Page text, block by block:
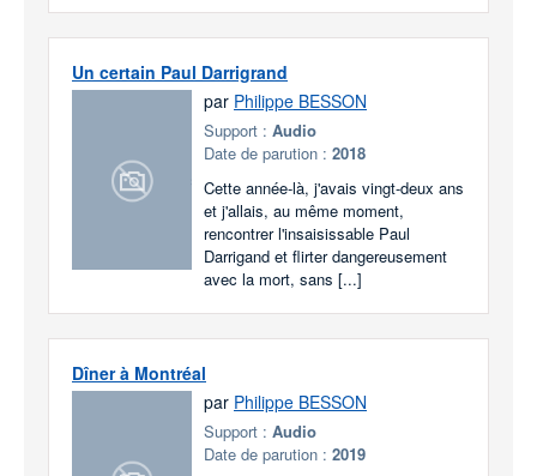
Un certain Paul Darrigrand
par Philippe BESSON
Support : Audio
Date de parution : 2018
Cette année-là, j'avais vingt-deux ans
et j'allais, au même moment,
rencontrer l'insaisissable Paul
Darrigand et flirter dangereusement
avec la mort, sans [...]
Dîner à Montréal
par Philippe BESSON
Support : Audio
Date de parution : 2019